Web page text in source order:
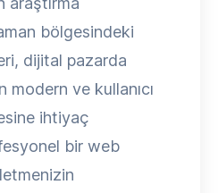
bölgesindeki
dijital pazarda
modern ve kullanıcı
ihtiyaç
bir web